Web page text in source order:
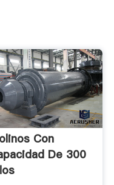
Con
De 300